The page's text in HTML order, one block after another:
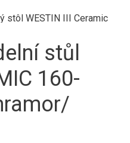
stůl
160-